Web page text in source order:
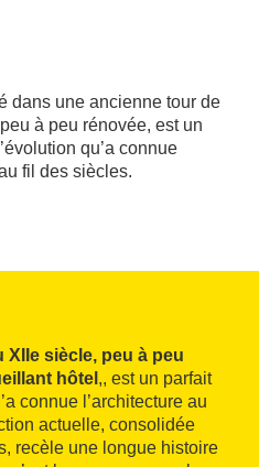
dans une ancienne tour de
à peu rénovée, est un
qu’a connue
fil des siècles.
siècle, peu à peu
hôtel ,, est un parfait
connue l’architecture au
actuelle, consolidée
recèle une longue histoire